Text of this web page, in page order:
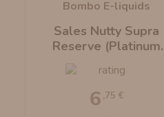
Sales Nutty Supra
Reserve (Platinum
Bombo E-Liquids
6 ,75 €